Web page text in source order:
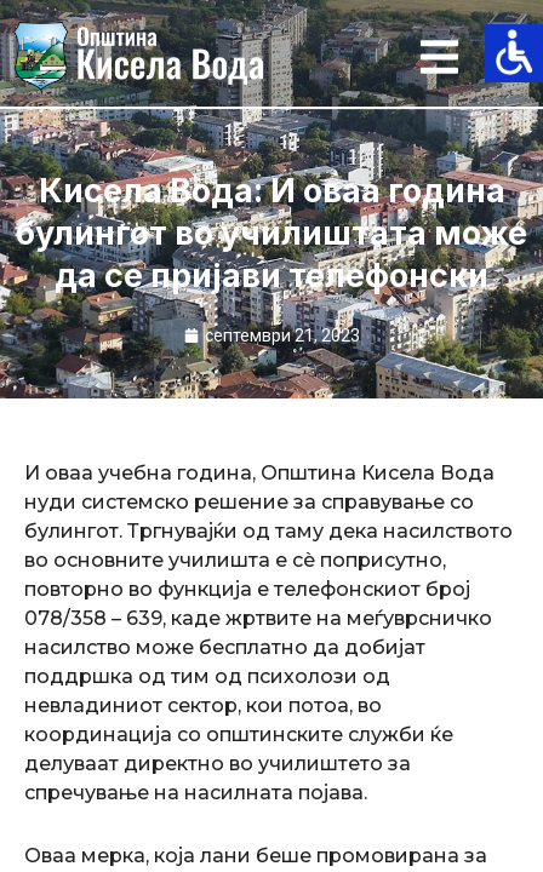
Skip
to
content
Кисела Вода: И оваа година
булингот во училиштата може
да се пријави телефонски
септември 21, 2023
И оваа учебна година, Општина Кисела Вода
нуди системско решение за справување со
булингот. Тргнувајќи од таму дека насилството
во основните училишта е сè поприсутно,
повторно во функција е телефонскиот број
078/358 – 639, каде жртвите на меѓуврсничко
насилство може бесплатно да добијат
поддршка од тим од психолози од
невладиниот сектор, кои потоа, во
координација со општинските служби ќе
делуваат директно во училиштето за
спречување на насилната појава.
Оваа мерка, која лани беше промовирана за